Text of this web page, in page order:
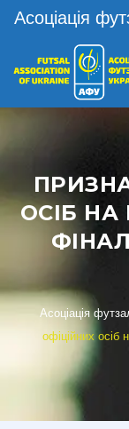
ОСІБ НА
Асоціація
офіційних осіб
Асоціація